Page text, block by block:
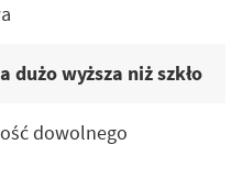
dużo wyższa niż szkło
dowolnego